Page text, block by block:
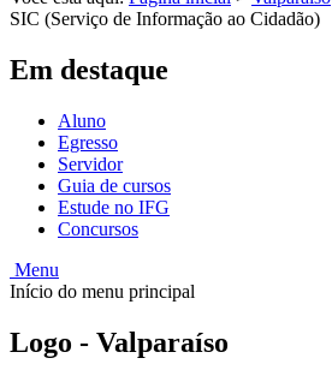
SIC (Serviço de Informação ao Cidadão)
Em destaque
Aluno
Egresso
Servidor
Guia de cursos
Estude no IFG
Concursos
Menu
Início do menu principal
Logo - Valparaíso